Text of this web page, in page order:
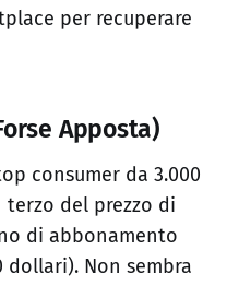
per recuperare
Apposta)
consumer da 3.000
del prezzo di
di abbonamento
dollari). Non sembra